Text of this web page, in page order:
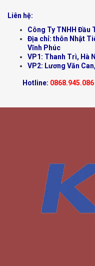
Liên hệ:
Công Ty TNHH Đầu
Địa chỉ: thôn Nhật
Vĩnh Phúc
VP1: Thanh Trì, Hà
VP2: Lương Văn
Hotline: 0868.945.086